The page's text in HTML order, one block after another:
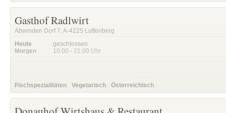
Gasthof Radlwirt
Abwinden Dorf 7, A-4225 Luftenberg
Heute
Morgen
geschlossen
10.00 - 21.00 Uhr
Fischspezialitäten Vegetarisch Österreichisch